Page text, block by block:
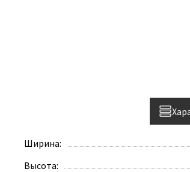
Ширина:
Высота: